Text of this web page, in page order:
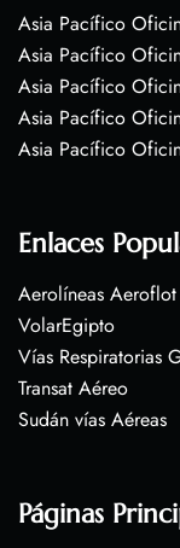
Asia Pacífico
Asia Pacífico
Asia Pacífico
Asia Pacífico
Asia Pacífico
Enlaces
Aerolíneas Aeroflot
VolarEgipto
Vías Respiratorias
Transat Aéreo
Sudán vías Aéreas
Páginas